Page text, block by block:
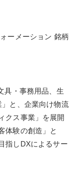
ーメーション 銘柄
具・事務用品、生
と、企業向け物流
クス事業」を展開
体験の創造」と
指しDXによるサー